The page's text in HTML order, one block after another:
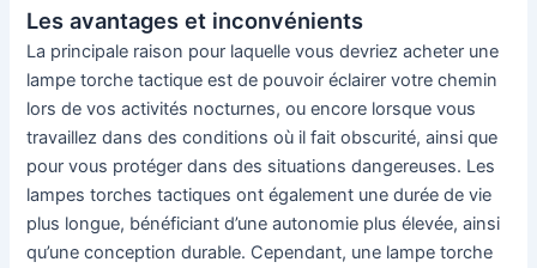
Les avantages et inconvénients
La principale raison pour laquelle vous devriez acheter une
lampe torche tactique est de pouvoir éclairer votre chemin
lors de vos activités nocturnes, ou encore lorsque vous
travaillez dans des conditions où il fait obscurité, ainsi que
pour vous protéger dans des situations dangereuses. Les
lampes torches tactiques ont également une durée de vie
plus longue, bénéficiant d’une autonomie plus élevée, ainsi
qu’une conception durable. Cependant, une lampe torche